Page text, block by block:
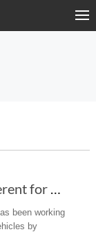
CES 2017 is Different for All Visitors with Airwheel Marsrover
been working
by